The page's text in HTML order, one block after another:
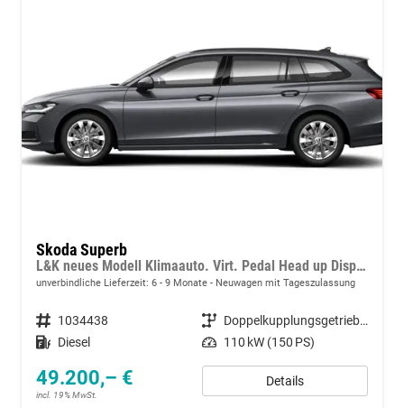
Skoda Superb
L&K neues Modell Klimaauto. Virt. Pedal Head up Displ. Kessy Navi. Kamera PDC SHZ
unverbindliche Lieferzeit: 6 - 9 Monate Neuwagen mit Tageszulassung
Fahrzeugnummer 1034438 Getriebe
Doppelkupplungsgetriebe (DSG)
Kraftstoff Diesel Leistung 110 kW (150 PS)
49.200,– €
incl. 19% MwSt.
Details